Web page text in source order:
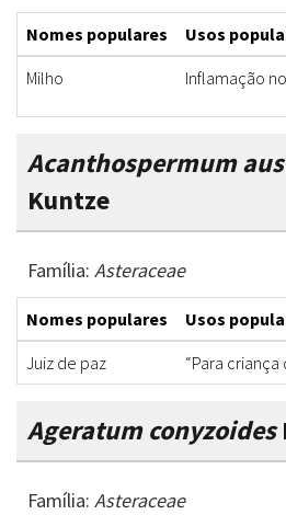
Nomes populares Usos
Milho
Inflamação
Acanthospermum
Kuntze
Família: Asteraceae
Nomes populares Usos
Juiz de paz
“Para
Ageratum conyzoides
Família: Asteraceae